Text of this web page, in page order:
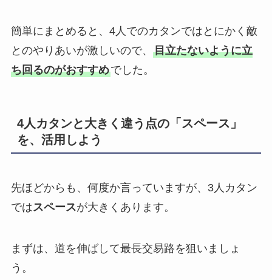
簡単にまとめると、4人でのカタンではとにかく敵
とのやりあいが激しいので、 目立たないように立
ち回るのがおすすめでした。
4人カタンと大きく違う点の「スペース」
を、活用しよう
先ほどからも、何度か言っていますが、3人カタン
ではスペースが大きくあります。
まずは、道を伸ばして最長交易路を狙いましょ
う。